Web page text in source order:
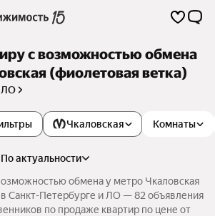
с возможностью обмена
(фиолетовая ветка)
ЛО
Комнаты
Чкаловская
по актуальности
обмена у метро Чкаловская
Санкт-Петербурге и ЛО — 82 объявления
по продаже квартир по цене от